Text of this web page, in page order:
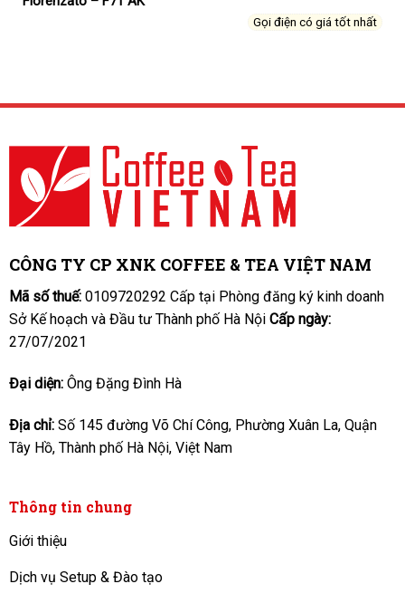
Gọi điện có giá tốt nhất
CÔNG TY CP XNK COFFEE & TEA VIỆT NAM
Mã số thuế:0109720292 Cấp tại Phòng đăng ký kinh doanh
Sở Kế hoạch và Đầu tư Thành phố Hà Nội Cấp ngày:
27/07/2021
Đại diện: Ông Đặng Đình Hà
Địa chỉ: Số 145 đường Võ Chí Công, Phường Xuân La, Quận
Tây Hồ, Thành phố Hà Nội, Việt Nam
Thông tin chung
Giới thiệu
Dịch vụ Setup & Đào tạo